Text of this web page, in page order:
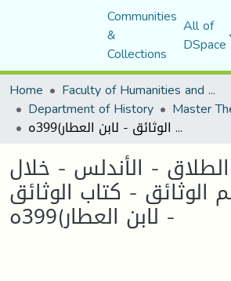
Communities
&
Collections
All of
DSpace
Home
Faculty of Humanities and Social Sciences
Department of History Master
الزواج والطلاق - الأندلس - خلال مجامیع -علم الوثائق - كتاب الوثائق - لابن العطار)399ه
- الأندلس - خلال
الوثائق - كتاب الوثائق
- لابن العطار)399ه